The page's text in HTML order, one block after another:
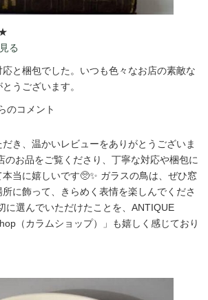
る
と梱包でした。いつも色々なお店の素敵な
うございます。
のコメント
き、温かいレビューをありがとうございま
のお品をご覧くださり、丁寧な対応や梱包に
当に嬉しいです🥺✨ ガラスの鳥は、ぜひ窓
に飾って、きらめく表情を楽しんでくださ
に選んでいただけたことを、ANTIQUE
（カラムショップ）」も嬉しく感じており